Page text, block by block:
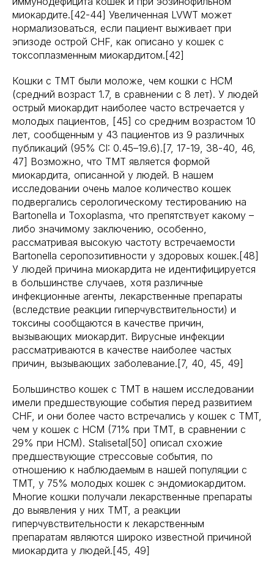
миокардите.[42-44] Увеличенная LVWT может
нормализоваться, если пациент выживает при
эпизоде острой CHF, как описано у кошек с
токсоплазменным миокардитом.[42]
Кошки с TMT были моложе, чем кошки с HCM
(средний возраст 1.7, в сравнении с 8 лет). У людей
острый миокардит наиболее часто встречается у
молодых пациентов, [45] со средним возрастом 10
лет, сообщенным у 43 пациентов из 9 различных
публикаций (95% CI: 0.45–19.6).[7, 17-19, 38-40, 46,
47] Возможно, что TMT является формой
миокардита, описанной у людей. В нашем
исследовании очень малое количество кошек
подвергались серологическому тестированию на
Bartonella и Toxoplasma, что препятствует какому –
либо значимому заключению, особенно,
рассматривая высокую частоту встречаемости
Bartonella серопозитивности у здоровых кошек.[48]
У людей причина миокардита не идентифицируется
в большинстве случаев, хотя различные
инфекционные агенты, лекарственные препараты
(вследствие реакции гиперчувствительности) и
токсины сообщаются в качестве причин,
вызывающих миокардит. Вирусные инфекции
рассматриваются в качестве наиболее частых
причин, вызывающих заболевание.[7, 40, 45, 49]
Большинство кошек с TMT в нашем исследовании
имели предшествующие события перед развитием
CHF, и они более часто встречались у кошек с TMT,
чем у кошек с HCM (71% при TMT, в сравнении с
29% при HCM). Stalisetal[50] описал схожие
предшествующие стрессовые события, по
отношению к наблюдаемым в нашей популяции с
TMT, у 75% молодых кошек с эндомиокардитом.
Многие кошки получали лекарственные препараты
до выявления у них TMT, а реакции
гиперчувствительности к лекарственным
препаратам являются широко известной причиной
миокардита у людей.[45, 49]